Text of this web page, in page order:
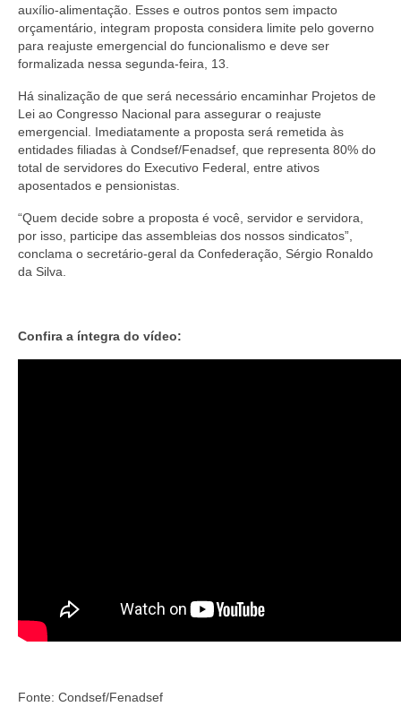
auxílio-alimentação. Esses e outros pontos sem impacto
orçamentário, integram proposta considera limite pelo governo
para reajuste emergencial do funcionalismo e deve ser
formalizada nessa segunda-feira, 13.
Há sinalização de que será necessário encaminhar Projetos de
Lei ao Congresso Nacional para assegurar o reajuste
emergencial. Imediatamente a proposta será remetida às
entidades filiadas à Condsef/Fenadsef, que representa 80% do
total de servidores do Executivo Federal, entre ativos
aposentados e pensionistas.
“Quem decide sobre a proposta é você, servidor e servidora,
por isso, participe das assembleias dos nossos sindicatos”,
conclama o secretário-geral da Confederação, Sérgio Ronaldo
da Silva.
Confira a íntegra do vídeo:
Fonte: Condsef/Fenadsef